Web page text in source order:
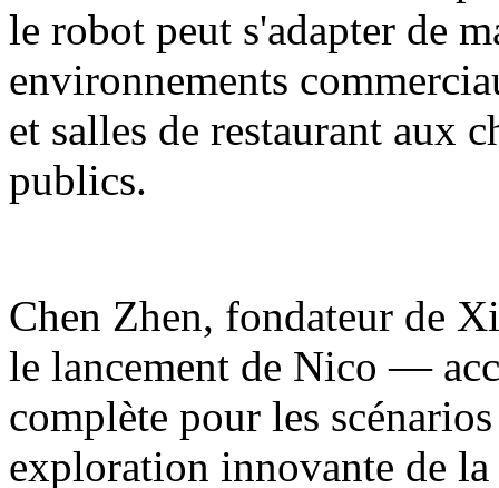
le robot peut s'adapter de
environnements
et salles de restaurant aux
publics.
Chen Zhen, fondateur de
le lancement de Nico —
complète pour les
exploration innovante de